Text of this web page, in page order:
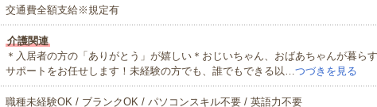
交通費全額支給※規定有
介護関連
＊入居者の方の「ありがとう」が嬉しい＊おじいちゃん、おばあちゃんが暮ら
サポートをお任せします！未経験の方でも、誰でもできる以…つづきを見る
職種未経験OK / ブランクOK / パソコンスキル不要 / 英語力不要